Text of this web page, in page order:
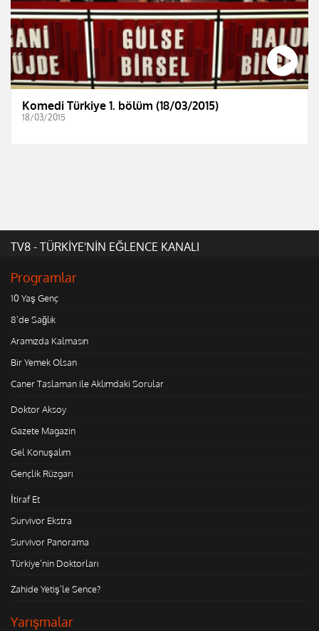
Komedi Türkiye 1. bölüm (18/03/2015)
18/03/2015
TV8 - TÜRKİYE'NİN EĞLENCE KANALI
Programlar
10 Yaş Genç
8'de Sağlık
Aramızda Kalmasın
Bir Yemek Olsan
Caner Taslaman ile Aklımdaki Sorular
Doktor Aksoy
Gazete Magazin
Gel Konuşalım
Gençlik Rüzgarı
İtiraf Et
Survivor Ekstra
Survivor Panorama
Türkiye'nin Doktorları
Zahide Yetiş'le Sence?
Yarışmalar